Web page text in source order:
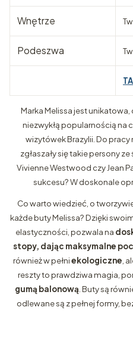
Wnętrze
Podeszwa
Marka Melissa jest
niezwykłą popularnością na
wizytówek Brazylii. Do
zgłaszały się takie persony
Vivienne Westwood czy Jean
sukcesu? W doskonale
Co warto wiedzieć, o
każde buty Melissa? Dzięki
elastyczności, pozwala na
stopy, dając maksymalne
również w pełniekologiczne ,
reszty to prawdziwa magia,
gumą balonową . Buty są
odlewane są z pełnej formy,